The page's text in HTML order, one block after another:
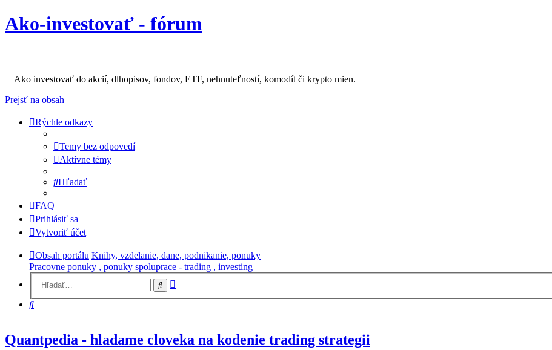
Ako-investovať - fórum
Ako investovať do akcií, dlhopisov, fondov, ETF, nehnuteľností, komodít či krypto mien.
Prejsť na obsah
Rýchle odkazy
Temy bez odpovedí
Aktívne témy
Hľadať
FAQ
Prihlásiť sa
Vytvoriť účet
Obsah portálu Knihy, vzdelanie, dane, podnikanie, ponuky
Pracovne ponuky , ponuky spoluprace - trading , investing
Hľadať
Hľadať
Quantpedia - hladame cloveka na kodenie trading strategii